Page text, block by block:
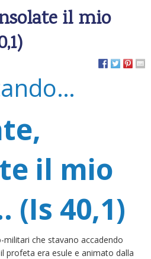
il mio
il mio
(Is 40,1)
che stavano accadendo
profeta era esule e animato dalla